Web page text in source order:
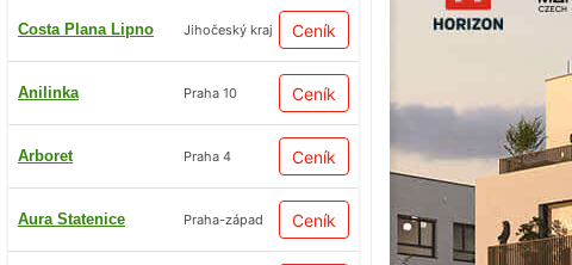
Costa Plana Lipno Jihočeský kraj Ceník
Anilinka Praha 10 Ceník
Arboret Praha 4 Ceník
Aura Statenice Praha-západ Ceník